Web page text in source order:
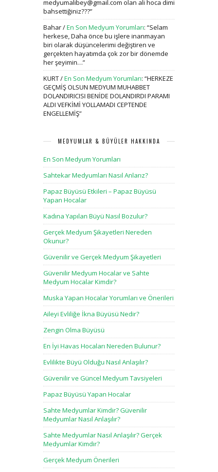
medyumalibey@gmail.com olan ali hoca dimi
bahsettiğiniz???”
Bahar/En Son Medyum Yorumları: “Selam
herkese, Daha önce bu işlere inanmayan
biri olarak düşüncelerimi değiştiren ve
gerçekten hayatımda çok zor bir dönemde
her şeyimin…”
KURT/En Son Medyum Yorumları: “HERKEZE
GEÇMİŞ OLSUN MEDYUM MUHABBET
DOLANDIRICISI BENİDE DOLANDIRDI PARAMI
ALDI VEFKİMİ YOLLAMADI CEPTENDE
ENGELLEMİŞ”
MEDYUMLAR & BÜYÜLER HAKKINDA
En Son Medyum Yorumları
Sahtekar Medyumları Nasıl Anlarız?
Papaz Büyüsü Etkileri – Papaz Büyüsü
Yapan Hocalar
Kadına Yapılan Büyü Nasıl Bozulur?
Gerçek Medyum Şikayetleri Nereden
Okunur?
Güvenilir ve Gerçek Medyum Şikayetleri
Güvenilir Medyum Hocalar ve Sahte
Medyum Hocalar Kimdir?
Muska Yapan Hocalar Yorumları ve Önerileri
Aileyi Evliliğe İkna Büyüsü Nedir?
Zengin Olma Büyüsü
En İyi Havas Hocaları Nereden Bulunur?
Evlilikte Büyü Olduğu Nasıl Anlaşılır?
Güvenilir ve Güncel Medyum Tavsiyeleri
Papaz Büyüsü Yapan Hocalar
Sahte Medyumlar Kimdir? Güvenilir
Medyumlar Nasıl Anlaşılır?
Sahte Medyumlar Nasıl Anlaşılır? Gerçek
Medyumlar Kimdir?
Gerçek Medyum Önerileri